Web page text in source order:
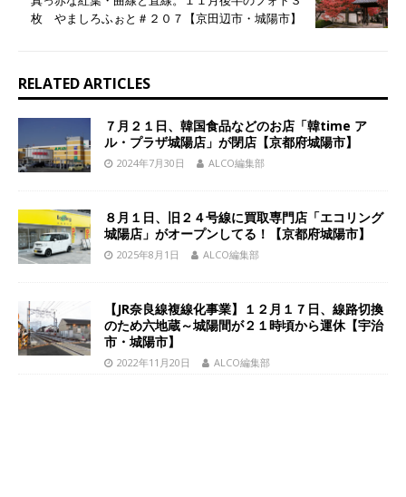
枚 やましろふぉと＃２０７【京田辺市・城陽市】
RELATED ARTICLES
７月２１日、韓国食品などのお店「韓time ア
ル・プラザ城陽店」が閉店【京都府城陽市】
2024年7月30日 ALCO編集部
８月１日、旧２４号線に買取専門店「エコリング
城陽店」がオープンしてる！【京都府城陽市】
2025年8月1日 ALCO編集部
【JR奈良線複線化事業】１２月１７日、線路切換
のため六地蔵～城陽間が２１時頃から運休【宇治
市・城陽市】
2022年11月20日 ALCO編集部